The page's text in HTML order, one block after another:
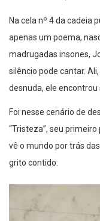
Na cela nº 4 da cadeia
apenas um poema,
madrugadas insones,
silêncio pode cantar.
desnuda, ele
Foi nesse cenário de
“Tristeza”, seu
vê o mundo por trás
grito contido: